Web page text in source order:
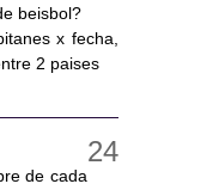
beisbol?
x fecha,
2 paises
de cada